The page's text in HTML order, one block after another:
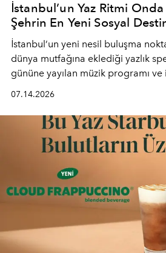
İstanbul’un Yaz Ritmi
Şehrin En Yeni Sosyal
İstanbul’un yeni nesil buluşma
dünya mutfağına eklediği yazlık
gününe yayılan müzik programı
lüks" anlayışıyla buluşturan
müziği ve açık havadaki özel puro
altında sunuyor.
07.14.2026